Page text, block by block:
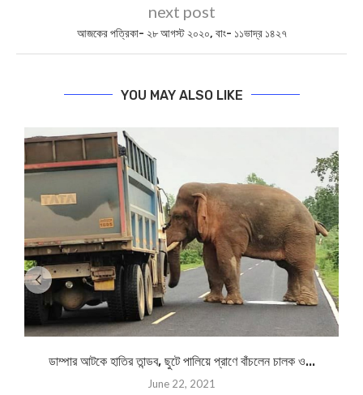
next post
আজকের পত্রিকা- ২৮ আগস্ট ২০২০, বাং- ১১ভাদ্র ১৪২৭
YOU MAY ALSO LIKE
ডাম্পার আটকে হাতির তান্ডব, ছুটে পালিয়ে প্রাণে বাঁচলেন চালক ও...
June 22, 2021